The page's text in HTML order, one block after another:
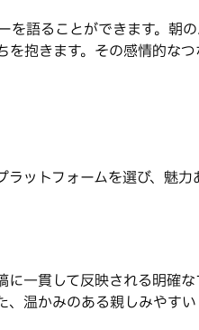
語ることができます。朝
抱きます。その感情的なつ
ットフォームを選び、魅
一貫して反映される明確
温かみのある親しみやす